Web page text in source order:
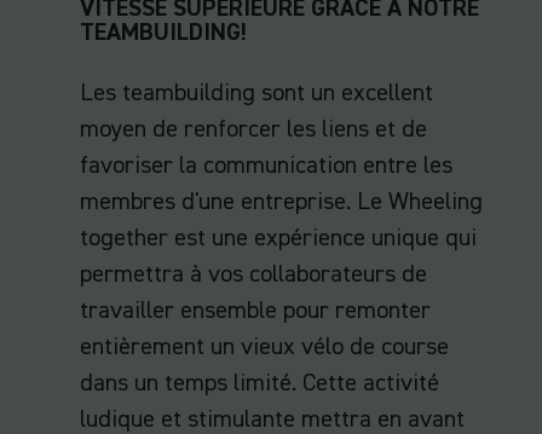
VITESSE SUPÉRIEURE GRÂCE À NOTRE
TEAMBUILDING!
Les teambuilding sont un excellent
moyen de renforcer les liens et de
favoriser la communication entre les
membres d'une entreprise. Le Wheeling
together est une expérience unique qui
permettra à vos collaborateurs de
travailler ensemble pour remonter
entièrement un vieux vélo de course
dans un temps limité. Cette activité
ludique et stimulante mettra en avant